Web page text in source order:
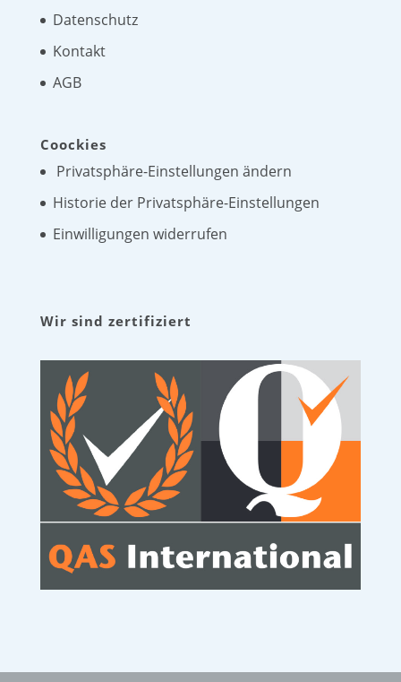
Datenschutz
Kontakt
AGB
Coockies
Privatsphäre-Einstellungen ändern
Historie der Privatsphäre-Einstellungen
Einwilligungen widerrufen
Wir sind zertifiziert